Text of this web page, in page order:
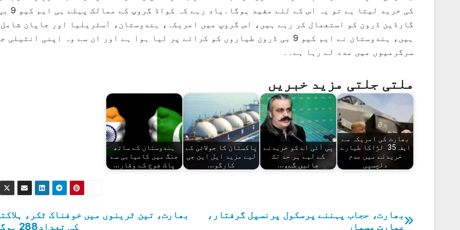
کی خرید لیتا ہے تو
گارڈین ڈرون کو استعمال کر رہے ہیں، اس گروپ میں امریکہ، ہندوستان، آسٹریلیا اور جاپان شامل
ہیں، ہندوستان نے ایم کیو 9 بی ڈرون طیاروں کو کرائے پر لیا ہوا ہے اور ان سے وہ اپنی انٹیلی
سرگرمیوں میں مدد لے رہا ہے۔۔
ملتی جلتی مزید خبریں
بھارت کی امریکہ سے
ایف 35 لڑاکا طیارے
خریدنے میں عدم
دلچسپی
پی آئی اے کو خریدنے
کے لیے ہر حد تک
جائیں گے،…
پاکستان کا جولائی کے
لیے مزید ایل این جی
کارگو…
ہندوستان کے ساتھ
جنگ میں کامیابی سے
پاک فوج کے وقار…
پوسٹوں
بھارت، تین ٹرینوں میں خوفناک ٹکر،
کی تعداد288 ہوگئی
بھارت، حجاب پہننے پرسکول پرنسپل گرفتار،
عمارت مسمار